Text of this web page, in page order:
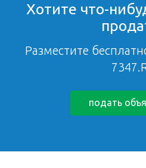
Хотите что-
Разместите
подать